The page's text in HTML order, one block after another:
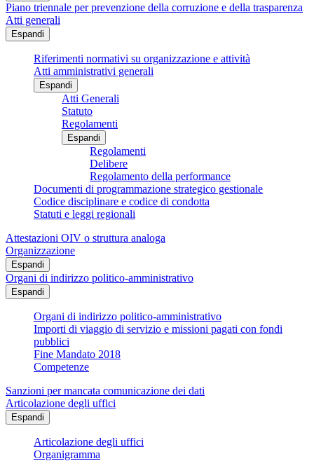
Piano triennale per prevenzione della corruzione e della trasparenza
Atti generali
Espandi
Riferimenti normativi su organizzazione e attività
Atti amministrativi generali
Espandi
Atti Generali
Statuto
Regolamenti
Espandi
Regolamenti
Delibere
Regolamento della performance
Documenti di programmazione strategico gestionale
Codice disciplinare e codice di condotta
Statuti e leggi regionali
Attestazioni OIV o struttura analoga
Organizzazione
Espandi
Organi di indirizzo politico-amministrativo
Espandi
Organi di indirizzo politico-amministrativo
Importi di viaggio di servizio e missioni pagati con fondi
pubblici
Fine Mandato 2018
Competenze
Sanzioni per mancata comunicazione dei dati
Articolazione degli uffici
Espandi
Articolazione degli uffici
Organigramma